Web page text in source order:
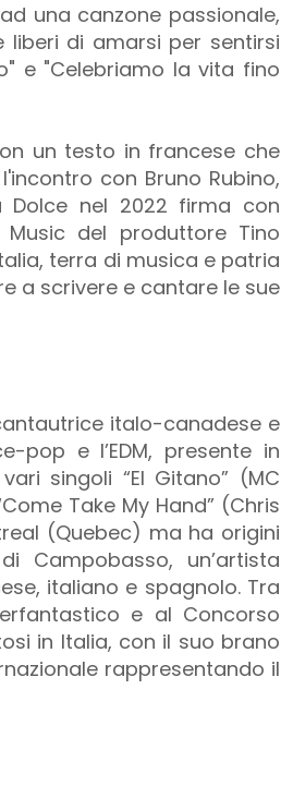
una canzone passionale,
di amarsi per sentirsi
e "Celebriamo la vita fino
un testo in francese che
con Bruno Rubino,
Dolce nel 2022 firma con
del produttore Tino
terra di musica e patria
a scrivere e cantare le sue
italo-canadese e
pop e l’EDM, presente in
singoli “El Gitano” (MC
Take My Hand” (Chris
(Quebec) ma ha origini
un’artista
italiano e spagnolo. Tra
e al Concorso
in Italia, con il suo brano
rappresentando il